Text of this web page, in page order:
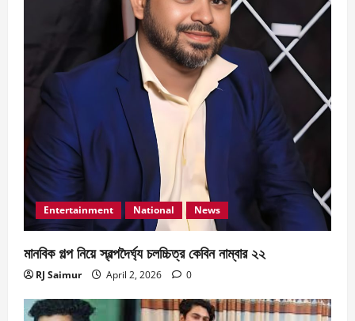
Entertainment National News
মানবিক গল্প নিয়ে স্বল্পদৈর্ঘ‍্য চলচ্চিত্র কেবিন নাম্বার ২২
RJ Saimur April 2, 2026 0